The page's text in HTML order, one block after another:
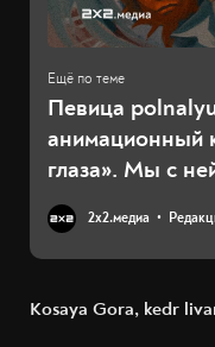
Певица
анимационный
глаза». Мы с
2х2.медиа
Kosaya Gora, kedr